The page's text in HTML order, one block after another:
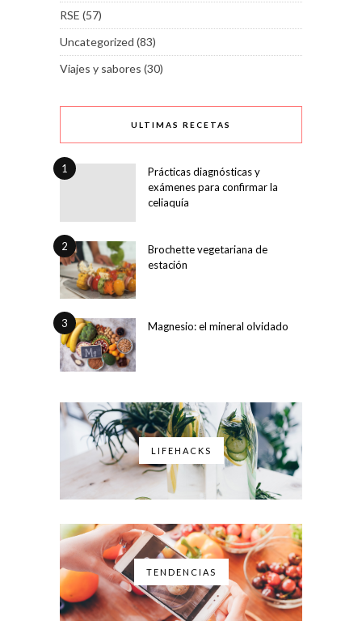
RSE (57)
Uncategorized (83)
Viajes y sabores (30)
ULTIMAS RECETAS
1
Prácticas diagnósticas y
exámenes para confirmar la
celiaquía
2
Brochette vegetariana de
estación
3 Magnesio: el mineral olvidado
LIFEHACKS
TENDENCIAS